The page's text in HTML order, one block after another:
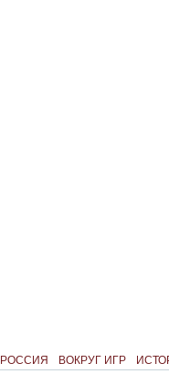
РОССИЯ ВОКРУГ ИГР